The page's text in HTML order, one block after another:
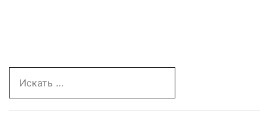
for: